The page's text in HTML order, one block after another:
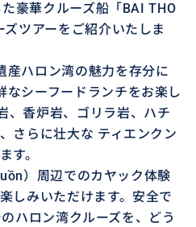
豪華クルーズ船「BAI THO
ツアーをご紹介いたしま
産ハロン湾の魅力を存分に
なシーフードランチをお楽し
、香炉岩、ゴリラ岩、ハチ
さらに壮大な ティエンクン
す。
）周辺でのカヤック体験
しみいただけます。安全で
ハロン湾クルーズを、どう